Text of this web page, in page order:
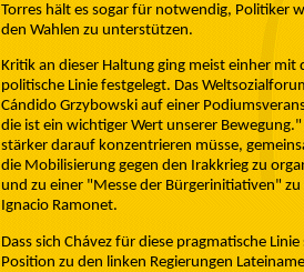
Torres hält es sogar für notwendig, Politiker
den Wahlen zu unterstützen.
Kritik an dieser Haltung ging meist einher
politische Linie festgelegt. Das
Cándido Grzybowski auf einer
die ist ein wichtiger Wert unserer
stärker darauf konzentrieren müsse,
die Mobilisierung gegen den Irakkrieg zu
und zu einer "Messe der Bürgerinitiativen"
Ignacio Ramonet.
Dass sich Chávez für diese pragmatische
Position zu den linken Regierungen